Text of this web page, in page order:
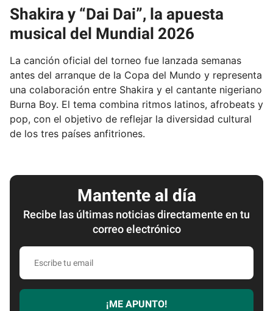
Shakira y “Dai Dai”, la apuesta
musical del Mundial 2026
La canción oficial del torneo fue lanzada semanas
antes del arranque de la Copa del Mundo y representa
una colaboración entre Shakira y el cantante nigeriano
Burna Boy. El tema combina ritmos latinos, afrobeats y
pop, con el objetivo de reflejar la diversidad cultural
de los tres países anfitriones.
Mantente al día
Recibe las últimas noticias directamente en tu
correo electrónico
E
c
r
¡ME APUNTO!